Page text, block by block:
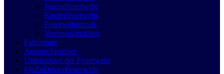
Jugendfeuerwehr
Kinderfeuerwehr
Feuerwehrmusik
Vereinsaktivitäten
Fahrzeuge
Ansprechpartner
Unterstützer der Feuerwehr
#JaZuDeinerFeuerwehr